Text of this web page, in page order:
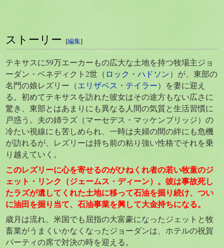
ストーリー [編集]
テキサスに59万エーカーもの広大な土地を持つ牧場主ジョ
ーダン・ベネディクト2世（ ロック・ハドソン）が、東部の
名門の娘レズリー（エリザベス・テイラー）を妻に迎え
る。初めてテキサスを訪れた彼女はその途方もない広さに
驚き、東部とはあまりにも異なる人間の気質と生活習慣に
戸惑う。夫の姉ラズ（マーセデス・マッケンブリッジ）の
冷たい視線にも苦しめられ、一時は夫婦の間の絆にも危機
が訪れるが、レズリーは持ち前の粘り強い性格でそれを乗
り越えていく。
このレズリーに心を寄せるのがひねくれ者の若い牧童のジ
ェット・リンク（ジェームス・ディーン）。彼は事故死し
たラズが遺してくれた土地に移って石油を掘り続け、つい
に油田を掘り当て、石油事業を興して大金持ちになる。
歳月は流れ、米国でも屈指の大富豪になったジェットと牧
畜業がうまくいかなくなったジョーダンは、ホテルの祝賀
パーティの席で対決の時を迎える。